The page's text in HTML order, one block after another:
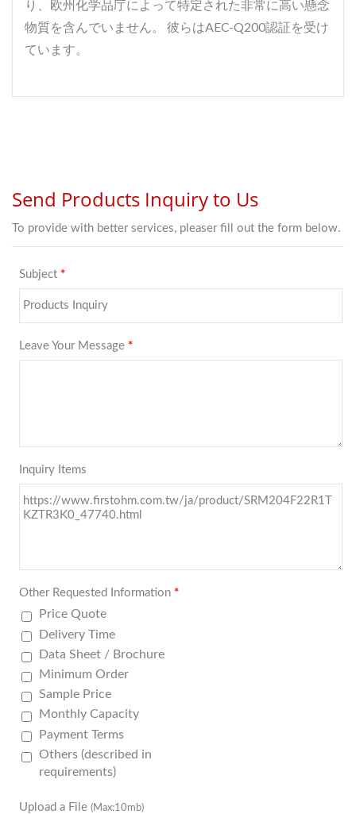
り、欧州化学品庁によって特定された非常に高い懸念
物質を含んでいません。 彼らはAEC-Q200認証を受け
ています。